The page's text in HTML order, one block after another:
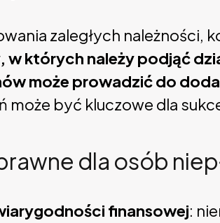
zaległych
w których należy podjąć
może prowadzić do
może być kluczowe dla
dla osób
finansowej: